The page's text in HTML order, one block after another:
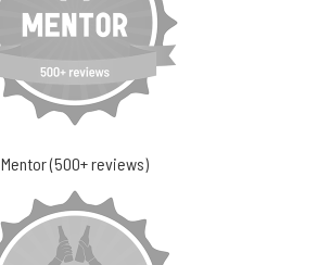
Mentor (500+ reviews)